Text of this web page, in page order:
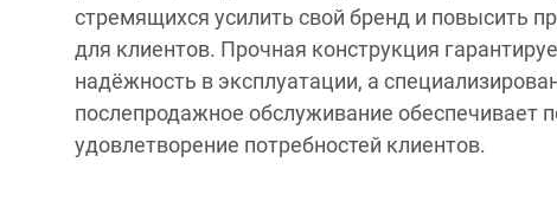
стремящихся усилить свой бренд и повысить
для клиентов. Прочная конструкция
надёжность в эксплуатации, а
послепродажное обслуживание обеспечивает
удовлетворение потребностей клиентов.